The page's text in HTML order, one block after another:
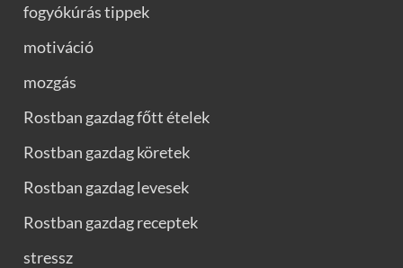
fogyókúrás tippek
motiváció
mozgás
Rostban gazdag főtt ételek
Rostban gazdag köretek
Rostban gazdag levesek
Rostban gazdag receptek
stressz